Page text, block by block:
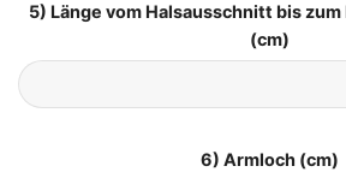
5) Länge vom Halsausschnitt bis
(cm)
6) Armloch (cm)